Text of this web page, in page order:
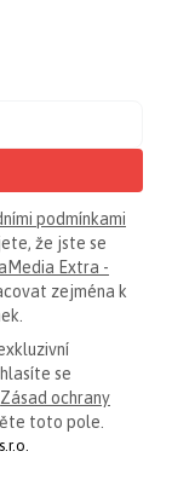
podmínkami
že jste se
Extra -
zejména k
se
Zásad ochrany
toto pole.